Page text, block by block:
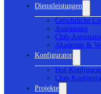
Dienstleistungen
Gerichtliche
Ausrüstung
Club-
Akademie &
Konfigurator
Hof-
Club-
Projekte